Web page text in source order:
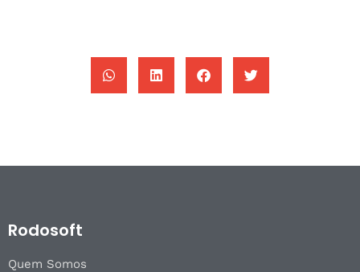
Rodosoft
Quem Somos